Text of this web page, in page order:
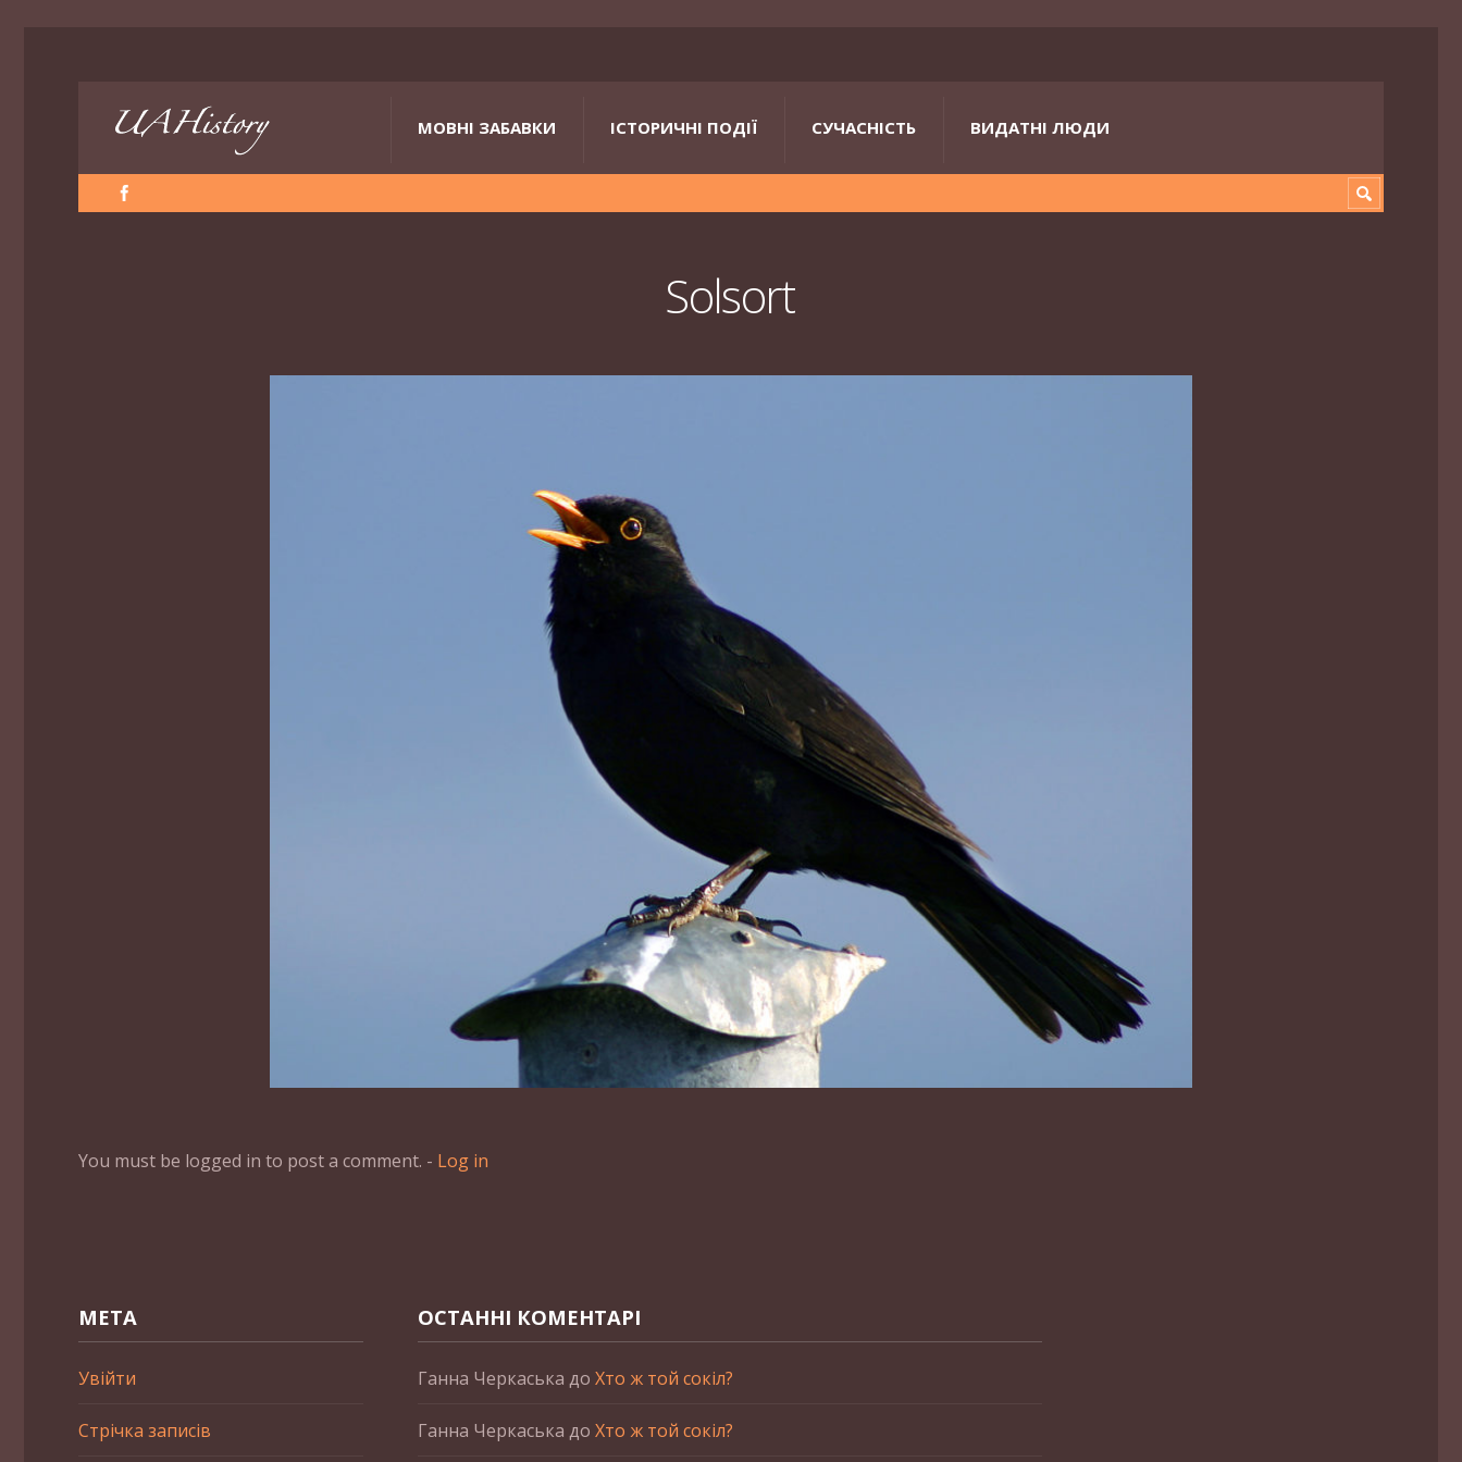
МОВНІ ЗАБАВКИ ІСТОРИЧНІ ПОДІЇ СУЧАСНІСТЬ ВИДАТНІ ЛЮДИ
Solsort
You must be logged in to post a comment. - Log in
МЕТА
Увійти
Стрічка записів
ОСТАННІ КОМЕНТАРІ
Ганна Черкаська до Хто ж той сокіл?
Ганна Черкаська до Хто ж той сокіл?